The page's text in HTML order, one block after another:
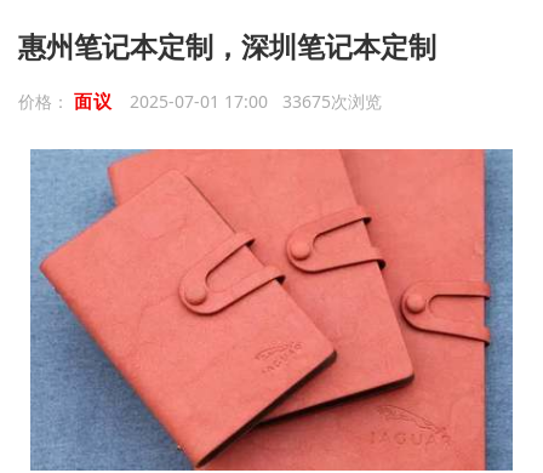
惠州笔记本定制，深圳笔记本定制
价格： 面议 2025-07-01 17:00 33675次浏览